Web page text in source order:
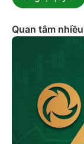
Quan tâm nhiều